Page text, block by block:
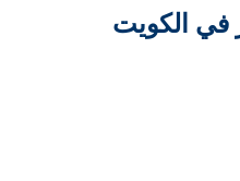
في الكويت